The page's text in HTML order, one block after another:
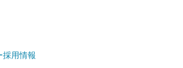
用情報